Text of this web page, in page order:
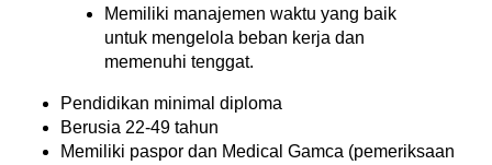
Memiliki manajemen waktu yang baik
untuk mengelola beban kerja dan
memenuhi tenggat.
Pendidikan minimal diploma
Berusia 22-49 tahun
Memiliki paspor dan Medical Gamca (pemeriksaan